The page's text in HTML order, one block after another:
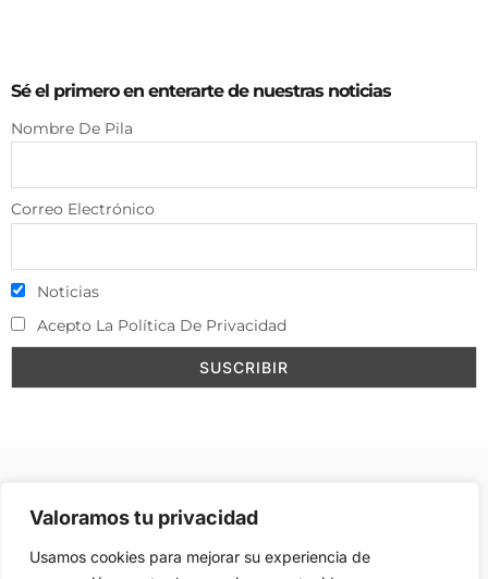
Valoramos tu privacidad
Usamos cookies para mejorar su experiencia de
Sé el primero en enterarte de nuestras noticias
Nombre De Pila
Correo Electrónico
Noticias
Acepto La Política De Privacidad
Aviso Legal Política de Cookies
Publicidad